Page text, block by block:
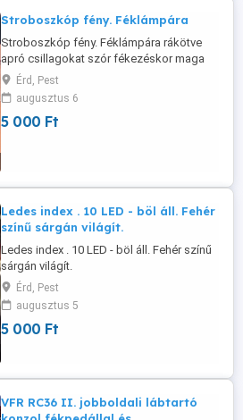
Stroboszkóp fény. Féklámpára
Stroboszkóp fény. Féklámpára rákötve
apró csillagokat szór fékezéskor maga
után. Jó show, de nem közúti forgalomba,
hanem csak privát területen. Eredeti japán.
Érd, Pest
augusztus 6
5 000 Ft
Ledes index . 10 LED - böl áll. Fehér
színű sárgán világít.
Ledes index . 10 LED - böl áll. Fehér színű
sárgán világít.
Érd, Pest
augusztus 5
5 000 Ft
VFR RC36 II. jobboldali lábtartó